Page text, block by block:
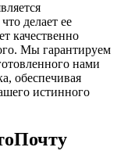
делает ее
качественно
Мы гарантируем
нами
обеспечивая
истинного